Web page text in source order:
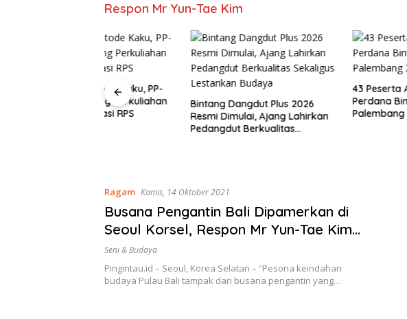
Respon Mr Yun-Tae Kim
Bintang Dangdut Plus 2026
Resmi Dimulai, Ajang Lahirkan
Pedangdut Berkualitas
43 Peserta Adu Vokal di Audisi
Perdana Bintang Dangdut Plus
Palembang 2026
Ragam Kamis, 14 Oktober 2021
Busana Pengantin Bali Dipamerkan di
Seoul Korsel, Respon Mr Yun-Tae Kim
Direktur Museum Multiculture : Penuh
Warna Terkesan Sakral, Saya Nggak
Ragu Lagi, Pasti Banyak yang Pingin
Seni & Budaya
Pingintau.id – Seoul, Korea Selatan – “Pesona keindahan
budaya Pulau Bali tampak dari busana pengantin yang…